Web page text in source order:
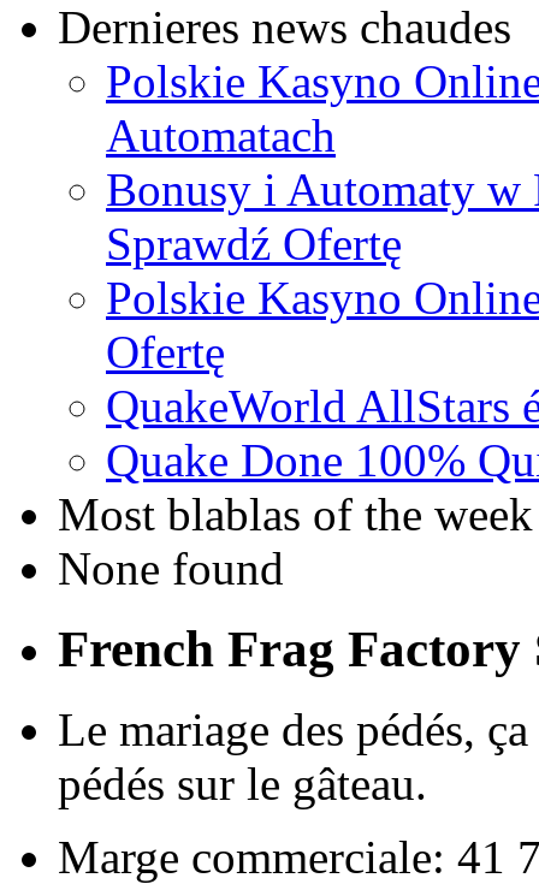
Dernieres news chaudes
Polskie Kasyno
Automatach
Bonusy i Automaty w
Sprawdź Ofertę
Polskie Kasyno
Ofertę
QuakeWorld AllStars
Quake Done 100%
Most blablas of the week
None found
French Frag Factory
Le mariage des pédés,
pédés sur le gâteau.
Marge commerciale: 41